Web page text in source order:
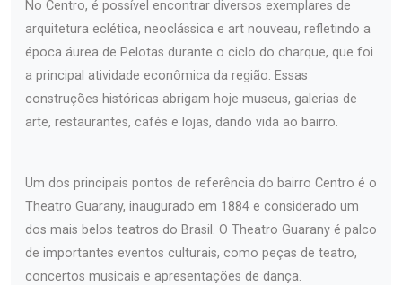
No Centro, é possível encontrar diversos exemplares de
arquitetura eclética, neoclássica e art nouveau, refletindo a
época áurea de Pelotas durante o ciclo do charque, que foi
a principal atividade econômica da região. Essas
construções históricas abrigam hoje museus, galerias de
arte, restaurantes, cafés e lojas, dando vida ao bairro.
Um dos principais pontos de referência do bairro Centro é o
Theatro Guarany, inaugurado em 1884 e considerado um
dos mais belos teatros do Brasil. O Theatro Guarany é palco
de importantes eventos culturais, como peças de teatro,
concertos musicais e apresentações de dança.